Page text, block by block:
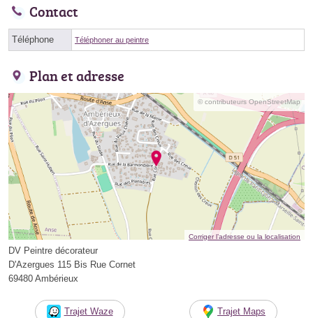
Contact
Téléphone Téléphoner au peintre
Plan et adresse
© contributeurs OpenStreetMap
Corriger l’adresse ou la localisation
DV Peintre décorateur
D'Azergues 115 Bis Rue Cornet
69480 Ambérieux
Trajet Waze Trajet Maps